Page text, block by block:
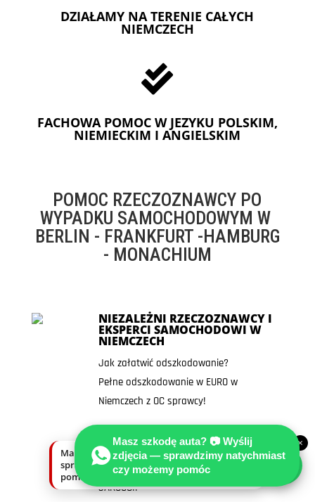
DZIAŁAMY NA TERENIE CAŁYCH
NIEMCZECH

FACHOWA POMOC W JEZYKU POLSKIM,
NIEMIECKIM I ANGIELSKIM
POMOC RZECZOZNAWCY PO
WYPADKU SAMOCHODOWYM W
BERLIN - FRANKFURT -HAMBURG
- MONACHIUM
NIEZALEŻNI RZECZOZNAWCY I
EKSPERCI SAMOCHODOWI W
NIEMCZECH
Jak załatwić odszkodowanie?
Pełne odszkodowanie w EURO w
Niemczech z OC sprawcy!
NASZE USŁUGI REALIZOWANE SĄ W
OPARCIU O NAJWYŻSZE STANDARDY
JAKOŚCI!
Masz szkodę auta? 📷 Wyślij
zdjęcia — sprawdzimy natychmiast
czy możemy pomóc
×
Masz szkodę auta? Wyślij zdjęcia —
sprawdzimy natychmiast, czy możemy
pomóc.